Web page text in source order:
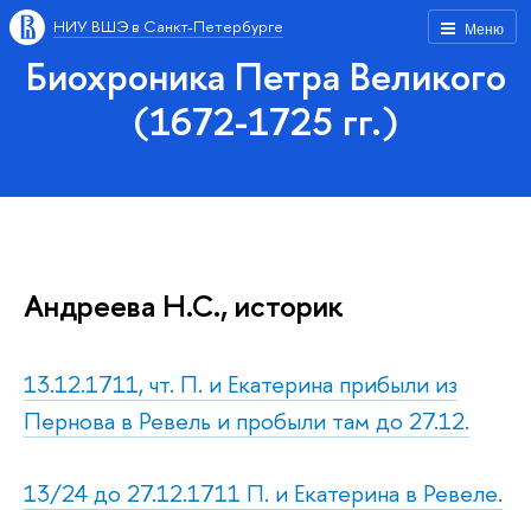
Меню
НИУ ВШЭ в Санкт-Петербурге
Биохроника Петра Великого
(1672-1725 гг.)
Андреева Н.С., историк
13.12.1711, чт. П. и Екатерина прибыли из
Пернова в Ревель и пробыли там до 27.12.
13/24 до 27.12.1711 П. и Екатерина в Ревеле.